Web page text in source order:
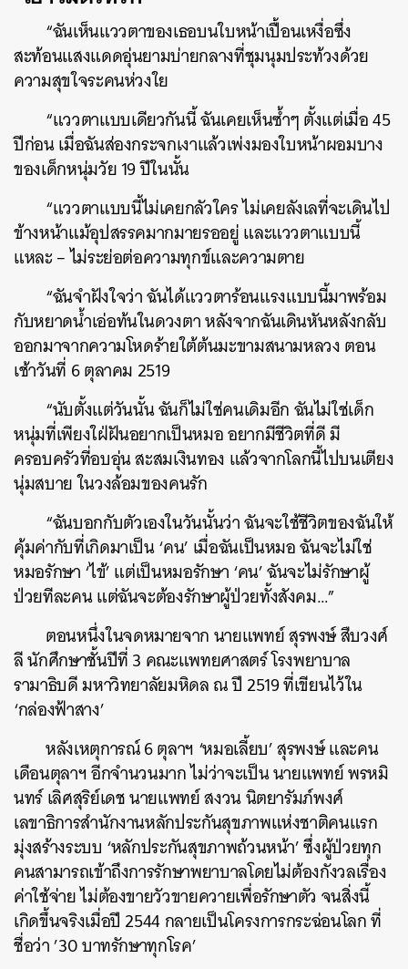
“ฉันเห็นแววตาของเธอบนใบหน้าเปื้อนเหงื่อซึ่ง
สะท้อนแสงแดดอุ่นยามบ่ายกลางที่ชุมนุมประท้วงด้วย
ความสุขใจระคนห่วงใย
“แววตาแบบเดียวกันนี้ ฉันเคยเห็นซ้ำๆ ตั้งแต่เมื่อ 45
ปีก่อน เมื่อฉันส่องกระจกเงาแล้วเพ่งมองใบหน้าผอมบาง
ของเด็กหนุ่มวัย 19 ปีในนั้น
“แววตาแบบนี้ไม่เคยกลัวใคร ไม่เคยลังเลที่จะเดินไป
ข้างหน้าแม้อุปสรรคมากมายรออยู่ และแววตาแบบนี้
แหละ – ไม่ระย่อต่อความทุกข์และความตาย
“ฉันจำฝังใจว่า ฉันได้แววตาร้อนแรงแบบนี้มาพร้อม
กับหยาดน้ำเอ่อท้นในดวงตา หลังจากฉันเดินหันหลังกลับ
ออกมาจากความโหดร้ายใต้ต้นมะขามสนามหลวง ตอน
เช้าวันที่ 6 ตุลาคม 2519
“นับตั้งแต่วันนั้น ฉันก็ไม่ใช่คนเดิมอีก ฉันไม่ใช่เด็ก
หนุ่มที่เพียงใฝ่ฝันอยากเป็นหมอ อยากมีชีวิตที่ดี มี
ครอบครัวที่อบอุ่น สะสมเงินทอง แล้วจากโลกนี้ไปบนเตียง
นุ่มสบาย ในวงล้อมของคนรัก
“ฉันบอกกับตัวเองในวันนั้นว่า ฉันจะใช้ชีวิตของฉันให้
คุ้มค่ากับที่เกิดมาเป็น ‘คน’ เมื่อฉันเป็นหมอ ฉันจะไม่ใช่
หมอรักษา ‘ไข้’ แต่เป็นหมอรักษา ‘คน’ ฉันจะไม่รักษาผู้
ป่วยทีละคน แต่ฉันจะต้องรักษาผู้ป่วยทั้งสังคม…”
ตอนหนึ่งในจดหมายจาก นายแพทย์ สุรพงษ์ สืบวงศ์
ลี นักศึกษาชั้นปีที่ 3 คณะแพทยศาสตร์ โรงพยาบาล
รามาธิบดี มหาวิทยาลัยมหิดล ณ ปี 2519 ที่เขียนไว้ใน
‘กล่องฟ้าสาง’
หลังเหตุการณ์ 6 ตุลาฯ ‘หมอเลี้ยบ’ สุรพงษ์ และคน
เดือนตุลาฯ อีกจำนวนมาก ไม่ว่าจะเป็น นายแพทย์ พรหมิ
นทร์ เลิศสุริย์เดช นายแพทย์ สงวน นิตยารัมภ์พงศ์
เลขาธิการสำนักงานหลักประกันสุขภาพแห่งชาติคนแรก
มุ่งสร้างระบบ ‘หลักประกันสุขภาพถ้วนหน้า’ ซึ่งผู้ป่วยทุก
คนสามารถเข้าถึงการรักษาพยาบาลโดยไม่ต้องกังวลเรื่อง
ค่าใช้จ่าย ไม่ต้องขายวัวขายควายเพื่อรักษาตัว จนสิ่งนี้
เกิดขึ้นจริงเมื่อปี 2544 กลายเป็นโครงการกระฉ่อนโลก ที่
ชื่อว่า ’30 บาทรักษาทุกโรค’